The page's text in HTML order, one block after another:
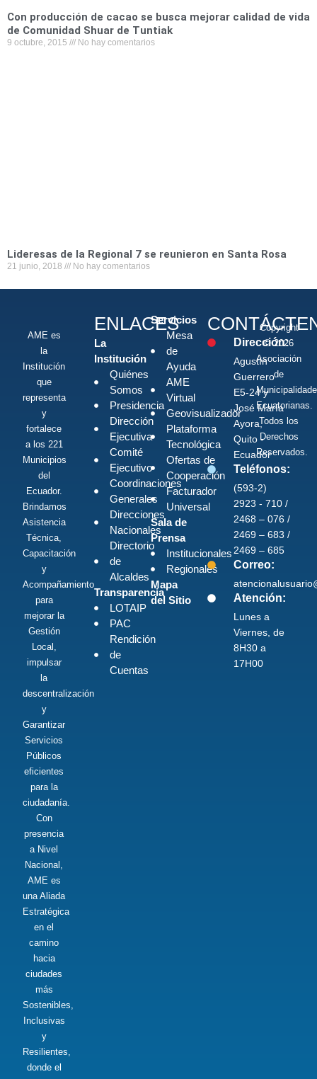
Con producción de cacao se busca mejorar calidad de vida
de Comunidad Shuar de Tuntiak
9 octubre, 2015 No hay comentarios
Lideresas de la Regional 7 se reunieron en Santa Rosa
21 junio, 2018 No hay comentarios
AME es
la
Institución
que
representa
y
fortalece
a los 221
Municipios
del
Ecuador.
Brindamos
Asistencia
Técnica,
Capacitación
y
Acompañamiento
para
mejorar la
Gestión
Local,
impulsar
la
descentralización
y
Garantizar
Servicios
Públicos
eficientes
para la
ciudadanía.
Con
presencia
a Nivel
Nacional,
AME es
una Aliada
Estratégica
en el
camino
hacia
ciudades
más
Sostenibles,
Inclusivas
y
Resilientes,
donde el
ENLACES
La
Institución
Quiénes
Somos
Presidencia
Dirección
Ejecutiva
Comité
Ejecutivo
Coordinaciones
Generales
Direcciones
Nacionales
Directorio
de
Alcaldes
Transparencia
LOTAIP
PAC
Rendición
de
Cuentas
Servicios
Mesa
de
Ayuda
AME
Virtual
Geovisualizador
Plataforma
Tecnológica
Ofertas de
Cooperación
Facturador
Universal
Sala de
Prensa
Institucionales
Regionales
Mapa
del Sitio
Dirección:
Agustín
Guerrero
E5-24 y
José María
Ayora,
Quito -
Ecuador
Teléfonos:
(593-2)
2923 - 710 /
2468 – 076 /
2469 – 683 /
2469 – 685
Correo:
Atención:
Lunes a
Viernes, de
8H30 a
17H00
Copyright
© 2026
Asociación
de
Ecuatorianas.
Todos los
Derechos
Reservados.